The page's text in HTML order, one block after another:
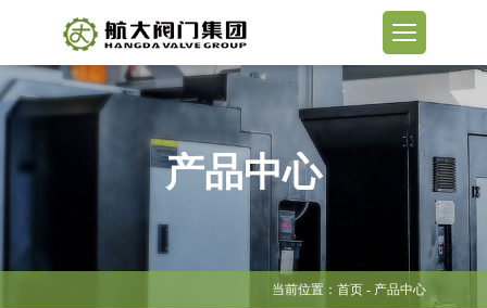
产品中心
当前位置： 首页- 产品中心